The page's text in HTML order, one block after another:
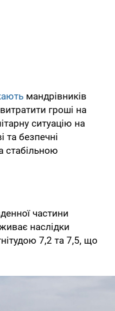
мандрівників
гроші на
ситуацію на
та безпечні
стабільною
частини
наслідки
7,2 та 7,5, що